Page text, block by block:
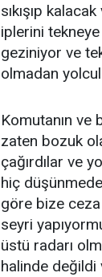
sıkışıp
iplerini
geziniyor ve
olmadan
Komutanın ve
zaten bozuk
çağırdılar ve
hiç
göre bize ceza
seyri
üstü radarı
halinde değildi